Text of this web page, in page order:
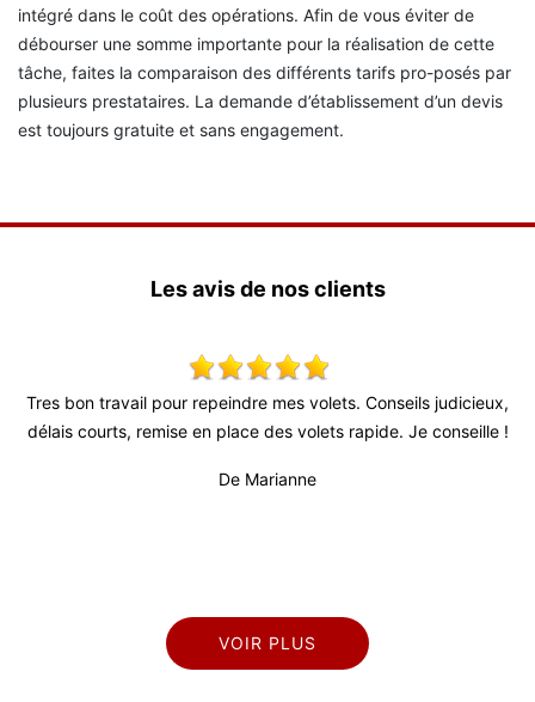
intégré dans le coût des opérations. Afin de vous éviter de
débourser une somme importante pour la réalisation de cette
tâche, faites la comparaison des différents tarifs pro-posés par
plusieurs prestataires. La demande d’établissement d’un devis
est toujours gratuite et sans engagement.
Les avis de nos clients
judicieux,
Je conseille !
Super travail ! Équipe très agréable je
VOIR PLUS